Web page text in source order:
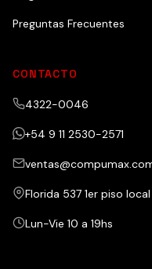
Preguntas Frecuentes
CONTACTO
4322-0046
+54 9 11 2530-2571
Florida 537 1er piso
Lun-Vie 10 a 19hs